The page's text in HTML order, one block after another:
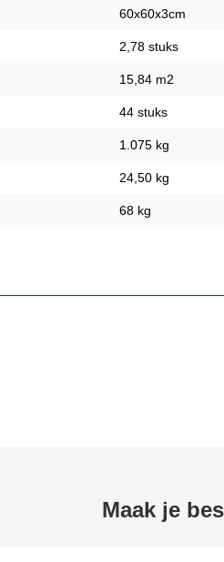
60x60x3cm
2,78 stuks
15,84 m2
44 stuks
1.075 kg
24,50 kg
68 kg
Maak je